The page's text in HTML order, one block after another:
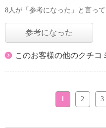
8人が「参考になった」と言っ
参考になった
このお客様の他のクチコ
1 2 3